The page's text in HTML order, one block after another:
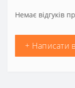
Немає відгуків
+ Написати